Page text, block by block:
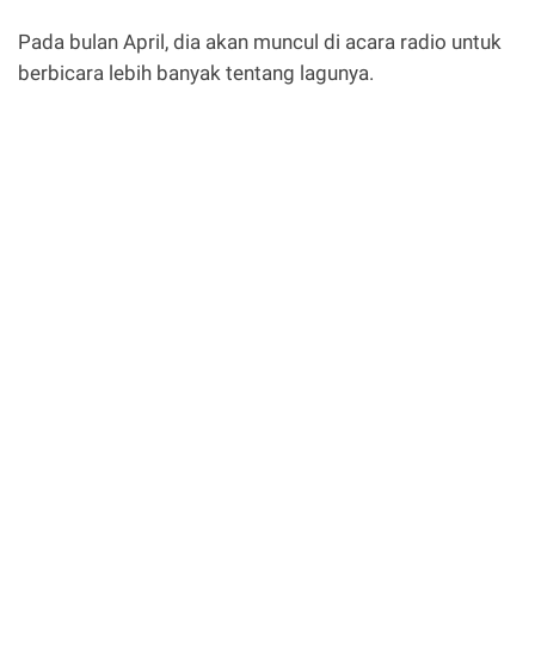
Pada bulan April, dia akan muncul di acara radio untuk
berbicara lebih banyak tentang lagunya.